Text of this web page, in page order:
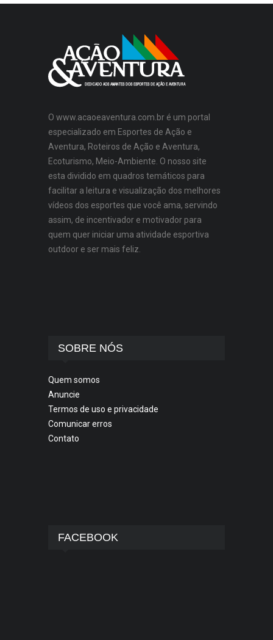
O www.acaoeaventura.com.br é um portal
especializado em Esportes de Ação e
Aventura, Roteiros de Ação e Aventura,
Ecoturismo, Meio-Ambiente. O nosso site
esta dividido em quadros temáticos para
facilitar a leitura e visualização dos melhores
vídeos dos esportes que você ama, servindo
assim, de incentivador e motivador para
quem quer iniciar uma atividade esportiva
outdoor e ser mais feliz.
SOBRE NÓS
Quem somos
Anuncie
Termos de uso e privacidade
Comunicar erros
Contato
FACEBOOK